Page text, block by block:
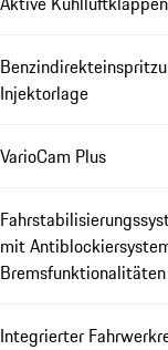
Injektorlage
VarioCam Plus
mit
Bremsfunktionalitäten
Integrierter